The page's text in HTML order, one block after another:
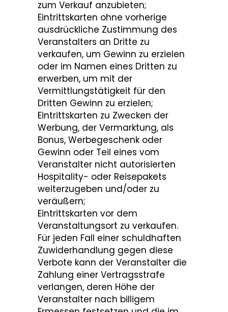
zum Verkauf anzubieten;
Eintrittskarten ohne vorherige
ausdrückliche Zustimmung des
Veranstalters an Dritte zu
verkaufen, um Gewinn zu erzielen
oder im Namen eines Dritten zu
erwerben, um mit der
Vermittlungstätigkeit für den
Dritten Gewinn zu erzielen;
Eintrittskarten zu Zwecken der
Werbung, der Vermarktung, als
Bonus, Werbegeschenk oder
Gewinn oder Teil eines vom
Veranstalter nicht autorisierten
Hospitality- oder Reisepakets
weiterzugeben und/oder zu
veräußern;
Eintrittskarten vor dem
Veranstaltungsort zu verkaufen.
Für jeden Fall einer schuldhaften
Zuwiderhandlung gegen diese
Verbote kann der Veranstalter die
Zahlung einer Vertragsstrafe
verlangen, deren Höhe der
Veranstalter nach billigem